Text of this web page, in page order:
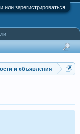
или зарегистрироваться
и объявления